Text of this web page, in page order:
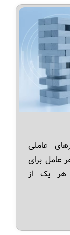
عاملی
عامل برای
هر یک از